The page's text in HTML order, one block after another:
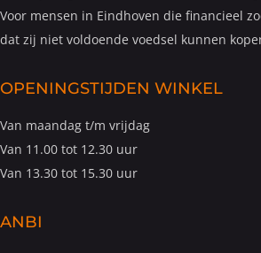
Voor mensen in Eindhoven die financieel
dat zij niet voldoende voedsel kunnen
OPENINGSTIJDEN WINKEL
Van maandag t/m vrijdag
Van 11.00 tot 12.30 uur
Van 13.30 tot 15.30 uur
ANBI